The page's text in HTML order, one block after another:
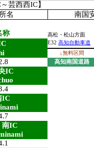
芸西西IC】
名
南国
称
高松・松山方面
E32 高知自動車道
↓無料区間
高知南国道路
IC
IC
南IC